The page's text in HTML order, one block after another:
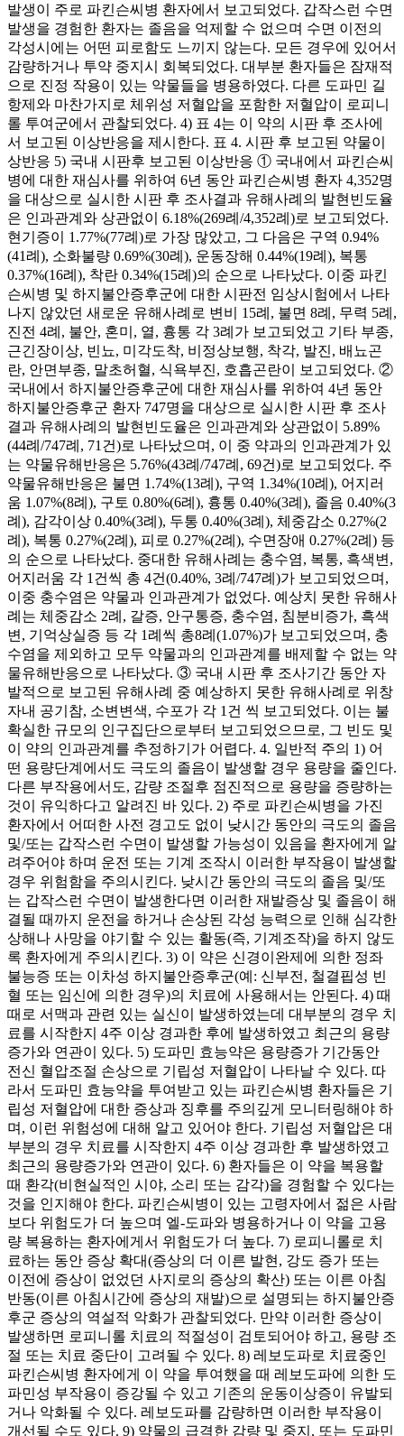
발생이 주로 파킨슨씨병 환자에서 보고되었다. 갑작스런 수면
발생을 경험한 환자는 졸음을 억제할 수 없으며 수면 이전의
각성시에는 어떤 피로함도 느끼지 않는다. 모든 경우에 있어서
감량하거나 투약 중지시 회복되었다. 대부분 환자들은 잠재적
으로 진정 작용이 있는 약물들을 병용하였다. 다른 도파민 길
항제와 마찬가지로 체위성 저혈압을 포함한 저혈압이 로피니
롤 투여군에서 관찰되었다. 4) 표 4는 이 약의 시판 후 조사에
서 보고된 이상반응을 제시한다. 표 4. 시판 후 보고된 약물이
상반응 5) 국내 시판후 보고된 이상반응 ① 국내에서 파킨슨씨
병에 대한 재심사를 위하여 6년 동안 파킨슨씨병 환자 4,352명
을 대상으로 실시한 시판 후 조사결과 유해사례의 발현빈도율
은 인과관계와 상관없이 6.18%(269례/4,352례)로 보고되었다.
현기증이 1.77%(77례)로 가장 많았고, 그 다음은 구역 0.94%
(41례), 소화불량 0.69%(30례), 운동장해 0.44%(19례), 복통
0.37%(16례), 착란 0.34%(15례)의 순으로 나타났다. 이중 파킨
슨씨병 및 하지불안증후군에 대한 시판전 임상시험에서 나타
나지 않았던 새로운 유해사례로 변비 15례, 불면 8례, 무력 5례,
진전 4례, 불안, 혼미, 열, 흉통 각 3례가 보고되었고 기타 부종,
근긴장이상, 빈뇨, 미각도착, 비정상보행, 착각, 발진, 배뇨곤
란, 안면부종, 말초허혈, 식욕부진, 호흡곤란이 보고되었다. ②
국내에서 하지불안증후군에 대한 재심사를 위하여 4년 동안
하지불안증후군 환자 747명을 대상으로 실시한 시판 후 조사
결과 유해사례의 발현빈도율은 인과관계와 상관없이 5.89%
(44례/747례, 71건)로 나타났으며, 이 중 약과의 인과관계가 있
는 약물유해반응은 5.76%(43례/747례, 69건)로 보고되었다. 주
약물유해반응은 불면 1.74%(13례), 구역 1.34%(10례), 어지러
움 1.07%(8례), 구토 0.80%(6례), 흉통 0.40%(3례), 졸음 0.40%(3
례), 감각이상 0.40%(3례), 두통 0.40%(3례), 체중감소 0.27%(2
례), 복통 0.27%(2례), 피로 0.27%(2례), 수면장애 0.27%(2례) 등
의 순으로 나타났다. 중대한 유해사례는 충수염, 복통, 흑색변,
어지러움 각 1건씩 총 4건(0.40%, 3례/747례)가 보고되었으며,
이중 충수염은 약물과 인과관계가 없었다. 예상치 못한 유해사
례는 체중감소 2례, 갈증, 안구통증, 충수염, 침분비증가, 흑색
변, 기억상실증 등 각 1례씩 총8례(1.07%)가 보고되었으며, 충
수염을 제외하고 모두 약물과의 인과관계를 배제할 수 없는 약
물유해반응으로 나타났다. ③ 국내 시판 후 조사기간 동안 자
발적으로 보고된 유해사례 중 예상하지 못한 유해사례로 위창
자내 공기참, 소변변색, 수포가 각 1건 씩 보고되었다. 이는 불
확실한 규모의 인구집단으로부터 보고되었으므로, 그 빈도 및
이 약의 인과관계를 추정하기가 어렵다. 4. 일반적 주의 1) 어
떤 용량단계에서도 극도의 졸음이 발생할 경우 용량을 줄인다.
다른 부작용에서도, 감량 조절후 점진적으로 용량을 증량하는
것이 유익하다고 알려진 바 있다. 2) 주로 파킨슨씨병을 가진
환자에서 어떠한 사전 경고도 없이 낮시간 동안의 극도의 졸음
및/또는 갑작스런 수면이 발생할 가능성이 있음을 환자에게 알
려주어야 하며 운전 또는 기계 조작시 이러한 부작용이 발생할
경우 위험함을 주의시킨다. 낮시간 동안의 극도의 졸음 및/또
는 갑작스런 수면이 발생한다면 이러한 재발증상 및 졸음이 해
결될 때까지 운전을 하거나 손상된 각성 능력으로 인해 심각한
상해나 사망을 야기할 수 있는 활동(즉, 기계조작)을 하지 않도
록 환자에게 주의시킨다. 3) 이 약은 신경이완제에 의한 정좌
불능증 또는 이차성 하지불안증후군(예: 신부전, 철결핍성 빈
혈 또는 임신에 의한 경우)의 치료에 사용해서는 안된다. 4) 때
때로 서맥과 관련 있는 실신이 발생하였는데 대부분의 경우 치
료를 시작한지 4주 이상 경과한 후에 발생하였고 최근의 용량
증가와 연관이 있다. 5) 도파민 효능약은 용량증가 기간동안
전신 혈압조절 손상으로 기립성 저혈압이 나타날 수 있다. 따
라서 도파민 효능약을 투여받고 있는 파킨슨씨병 환자들은 기
립성 저혈압에 대한 증상과 징후를 주의깊게 모니터링해야 하
며, 이런 위험성에 대해 알고 있어야 한다. 기립성 저혈압은 대
부분의 경우 치료를 시작한지 4주 이상 경과한 후 발생하였고
최근의 용량증가와 연관이 있다. 6) 환자들은 이 약을 복용할
때 환각(비현실적인 시야, 소리 또는 감각)을 경험할 수 있다는
것을 인지해야 한다. 파킨슨씨병이 있는 고령자에서 젊은 사람
보다 위험도가 더 높으며 엘-도파와 병용하거나 이 약을 고용
량 복용하는 환자에게서 위험도가 더 높다. 7) 로피니롤로 치
료하는 동안 증상 확대(증상의 더 이른 발현, 강도 증가 또는
이전에 증상이 없었던 사지로의 증상의 확산) 또는 이른 아침
반동(이른 아침시간에 증상의 재발)으로 설명되는 하지불안증
후군 증상의 역설적 악화가 관찰되었다. 만약 이러한 증상이
발생하면 로피니롤 치료의 적절성이 검토되어야 하고, 용량 조
절 또는 치료 중단이 고려될 수 있다. 8) 레보도파로 치료중인
파킨슨씨병 환자에게 이 약을 투여했을 때 레보도파에 의한 도
파민성 부작용이 증강될 수 있고 기존의 운동이상증이 유발되
거나 악화될 수 있다. 레보도파를 감량하면 이러한 부작용이
개선될 수도 있다. 9) 약물의 급격한 감량 및 중지, 또는 도파민